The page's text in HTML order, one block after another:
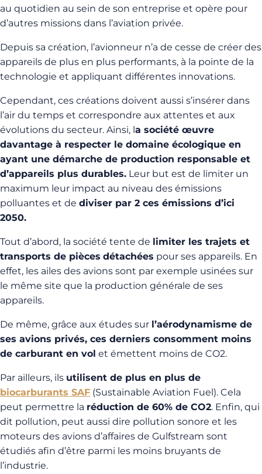
au quotidien au sein de son entreprise et opère pour
d’autres missions dans l’aviation privée.
Depuis sa création, l’avionneur n’a de cesse de créer des
appareils de plus en plus performants, à la pointe de la
technologie et appliquant différentes innovations.
Cependant, ces créations doivent aussi s’insérer dans
l’air du temps et correspondre aux attentes et aux
évolutions du secteur. Ainsi, la société œuvre
davantage à respecter le domaine écologique en
ayant une démarche de production responsable et
d’appareils plus durables. Leur but est de limiter un
maximum leur impact au niveau des émissions
polluantes et de diviser par 2 ces émissions d’ici
2050.
Tout d’abord, la société tente de limiter les trajets et
transports de pièces détachées pour ses appareils. En
effet, les ailes des avions sont par exemple usinées sur
le même site que la production générale de ses
appareils.
De même, grâce aux études sur l’aérodynamisme de
ses avions privés, ces derniers consomment moins
de carburant en vol et émettent moins de CO2.
Par ailleurs, ils utilisent de plus en plus de
biocarburants SAF (Sustainable Aviation Fuel). Cela
peut permettre la réduction de 60% de CO2. Enfin, qui
dit pollution, peut aussi dire pollution sonore et les
moteurs des avions d’affaires de Gulfstream sont
étudiés afin d’être parmi les moins bruyants de
l’industrie.